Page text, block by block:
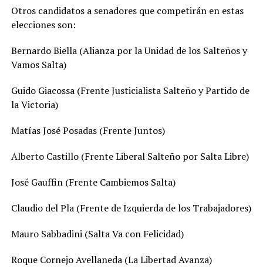
Otros candidatos a senadores que competirán en estas
elecciones son:
Bernardo Biella (Alianza por la Unidad de los Salteños y
Vamos Salta)
Guido Giacossa (Frente Justicialista Salteño y Partido de
la Victoria)
Matías José Posadas (Frente Juntos)
Alberto Castillo (Frente Liberal Salteño por Salta Libre)
José Gauffin (Frente Cambiemos Salta)
Claudio del Pla (Frente de Izquierda de los Trabajadores)
Mauro Sabbadini (Salta Va con Felicidad)
Roque Cornejo Avellaneda (La Libertad Avanza)